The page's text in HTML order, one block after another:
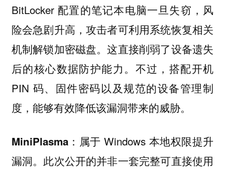
BitLocker 配置的笔记本电脑一旦失窃，风
险会急剧升高，攻击者可利用系统恢复相关
机制解锁加密磁盘。这直接削弱了设备遗失
后的核心数据防护能力。不过，搭配开机
PIN 码、固件密码以及规范的设备管理制
度，能够有效降低该漏洞带来的威胁。
MiniPlasma：属于 Windows 本地权限提升
漏洞。此次公开的并非一套完整可直接使用